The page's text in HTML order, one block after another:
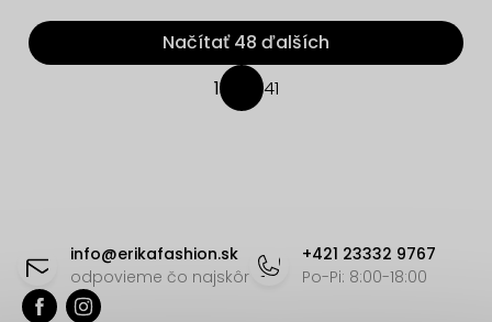
O
v
i
Načítať 48 ďalších
S
v
1 41
info@erikafashion.sk
odpovieme čo najskôr
+421 23332 9767
Po-Pi: 8:00-18:00